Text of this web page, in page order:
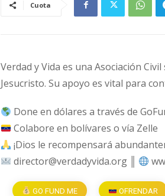
Cuota
Verdad y Vida es una Asociación
Jesucristo. Su apoyo es vital para
Done en dólares a través de
Colabore en bolívares o vía Zelle
¡Dios le recompensará
director@verdadyvida.org ║
GO FUND ME OFRENDAR